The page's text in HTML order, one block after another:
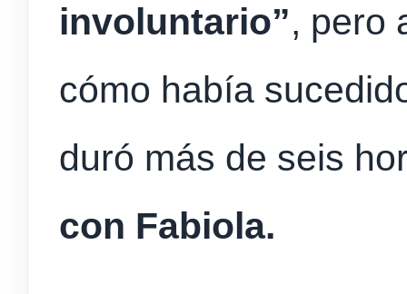
involuntario”, pero
cómo había
duró más de seis
con Fabiola.